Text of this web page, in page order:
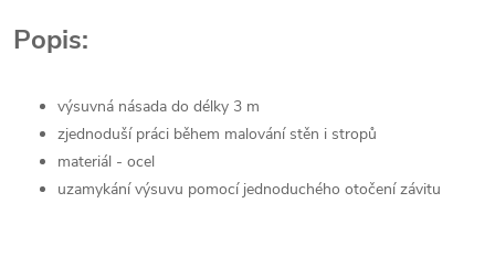
Popis:
výsuvná násada do délky 3 m
zjednoduší práci během malování stěn i stropů
materiál - ocel
uzamykání výsuvu pomocí jednoduchého otočení závitu